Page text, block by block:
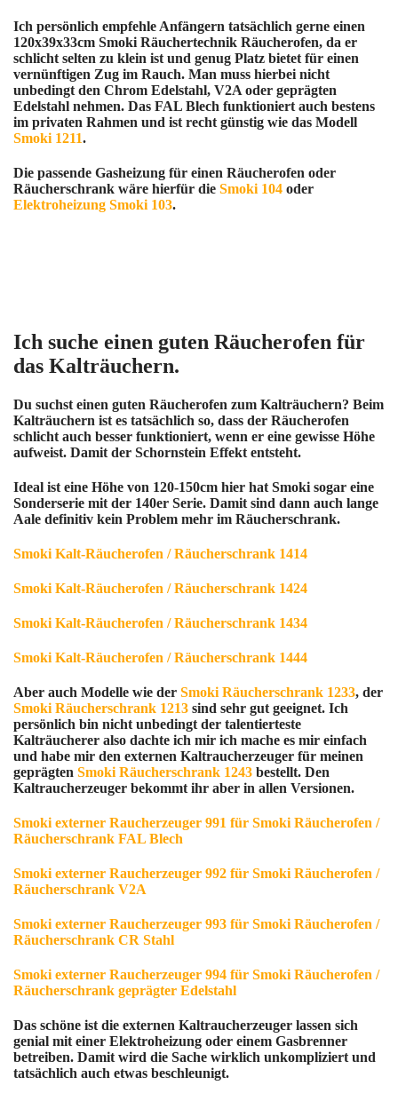
Ich persönlich empfehle Anfängern tatsächlich gerne einen
120x39x33cm Smoki Räuchertechnik Räucherofen, da er
schlicht selten zu klein ist und genug Platz bietet für einen
vernünftigen Zug im Rauch. Man muss hierbei nicht
unbedingt den Chrom Edelstahl, V2A oder geprägten
Edelstahl nehmen. Das FAL Blech funktioniert auch bestens
im privaten Rahmen und ist recht günstig wie das Modell
Smoki 1211.
Die passende Gasheizung für einen Räucherofen oder
Räucherschrank wäre hierfür die Smoki 104 oder
Elektroheizung Smoki 103.
Ich suche einen guten Räucherofen für
das Kalträuchern.
Du suchst einen guten Räucherofen zum Kalträuchern? Beim
Kalträuchern ist es tatsächlich so, dass der Räucherofen
schlicht auch besser funktioniert, wenn er eine gewisse Höhe
aufweist. Damit der Schornstein Effekt entsteht.
Ideal ist eine Höhe von 120-150cm hier hat Smoki sogar eine
Sonderserie mit der 140er Serie. Damit sind dann auch lange
Aale definitiv kein Problem mehr im Räucherschrank.
Smoki Kalt-Räucherofen / Räucherschrank 1414
Smoki Kalt-Räucherofen / Räucherschrank 1424
Smoki Kalt-Räucherofen / Räucherschrank 1434
Smoki Kalt-Räucherofen / Räucherschrank 1444
Aber auch Modelle wie der Smoki Räucherschrank 1233, der
Smoki Räucherschrank 1213 sind sehr gut geeignet. Ich
persönlich bin nicht unbedingt der talentierteste
Kalträucherer also dachte ich mir ich mache es mir einfach
und habe mir den externen Kaltraucherzeuger für meinen
geprägten Smoki Räucherschrank 1243 bestellt. Den
Kaltraucherzeuger bekommt ihr aber in allen Versionen.
Smoki externer Raucherzeuger 991 für Smoki Räucherofen /
Räucherschrank FAL Blech
Smoki externer Raucherzeuger 992 für Smoki Räucherofen /
Räucherschrank V2A
Smoki externer Raucherzeuger 993 für Smoki Räucherofen /
Räucherschrank CR Stahl
Smoki externer Raucherzeuger 994 für Smoki Räucherofen /
Räucherschrank geprägter Edelstahl
Das schöne ist die externen Kaltraucherzeuger lassen sich
genial mit einer Elektroheizung oder einem Gasbrenner
betreiben. Damit wird die Sache wirklich unkompliziert und
tatsächlich auch etwas beschleunigt.